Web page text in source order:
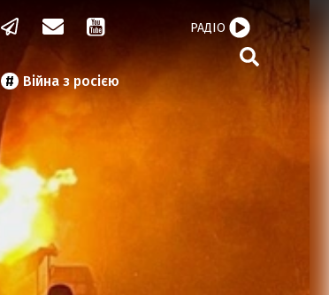
Війна з росією
РАДІО